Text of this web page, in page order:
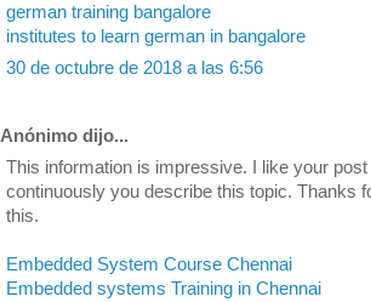
german training bangalore
institutes to learn german in bangalore
30 de octubre de 2018 a las 6:56
Anónimo dijo...
This information is impressive. I like your
continuously you describe this topic. Thanks
this.
Embedded System Course Chennai
Embedded systems Training in Chennai